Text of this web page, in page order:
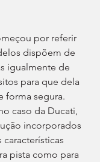
por referir
dispõem de
igualmente de
para que dela
forma segura.
caso da Ducati,
incorporados
características
pista como para